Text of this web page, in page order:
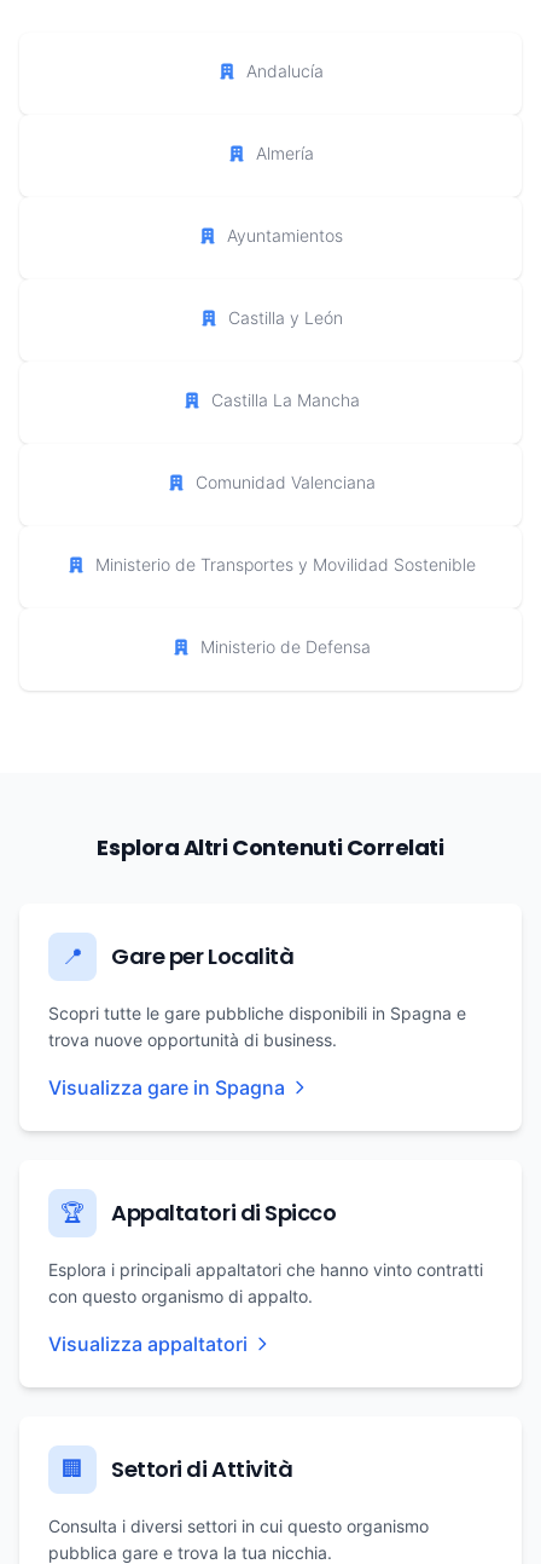
Andalucía
Almería
Ayuntamientos
Castilla y León
Castilla La Mancha
Comunidad Valenciana
Ministerio de Transportes y Movilidad Sostenible
Ministerio de Defensa
Esplora Altri Contenuti Correlati
📍 Gare per Località
Scopri tutte le gare pubbliche disponibili in Spagna e
trova nuove opportunità di business.
Visualizza gare in Spagna
🏆 Appaltatori di Spicco
Esplora i principali appaltatori che hanno vinto contratti
con questo organismo di appalto.
Visualizza appaltatori
🏢 Settori di Attività
Consulta i diversi settori in cui questo organismo
pubblica gare e trova la tua nicchia.